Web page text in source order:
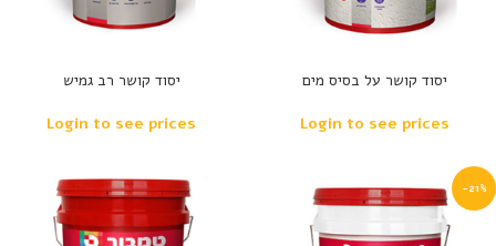
יסוד קושר על בסיס מים
Login to see prices
יסוד קושר רב גמיש
Login to see prices
-21%